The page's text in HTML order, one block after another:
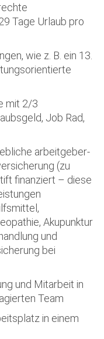
Tage Urlaub pro
wie z. B. ein 13.
mit 2/3
Job Rad,
arbeitgeber-
(zu
finanziert – diese
Akupunktur
und
bei
und Mitarbeit in
Team
in einem